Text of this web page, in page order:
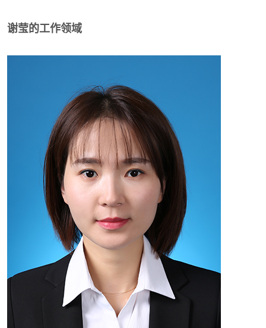
谢莹的工作领域